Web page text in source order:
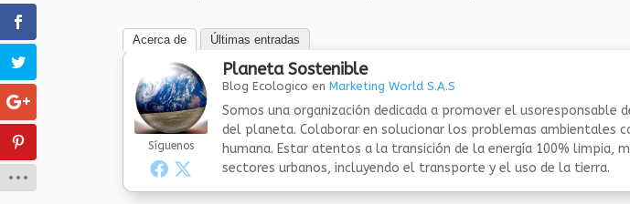
Acerca de Últimas entradas
Síguenos
Planeta Sostenible
Blog Ecologico enMarketing World S.A.S
Somos una organización dedicada a promover el usoresponsable
del planeta. Colaborar en solucionar los problemas ambientales
humana. Estar atentos a la transición de la energía 100% limpia,
sectores urbanos, incluyendo el transporte y el uso de la tierra.